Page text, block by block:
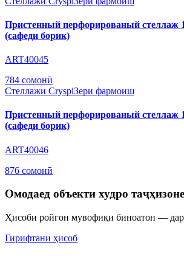
Пристенный перфорированый стеллаж
(сафеди борик)
ART40045
784 сомонӣ
Стеллажи CryspiЗери фармоиш
Пристенный перфорированый стеллаж
(сафеди борик)
ART40046
876 сомонӣ
Омодаед объекти худро
Ҳисоби ройгон мувофиқи биноатон — дар
Гирифтани ҳисоб